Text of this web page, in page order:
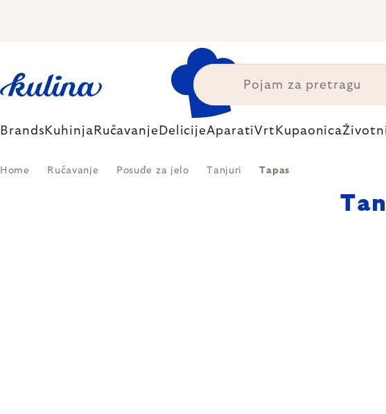
Brands Kuhinja Ručavanje DelicijeAparatiVrt Kupaonica
Home Ručavanje Posuđe za jelo Tanjuri Tapas